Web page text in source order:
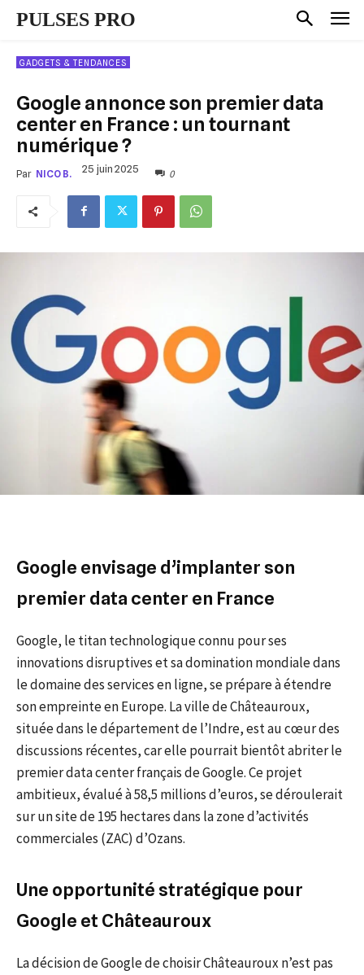
PULSES PRO
GADGETS & TENDANCES
Google annonce son premier data
center en France : un tournant
numérique ?
Par NICO B. 25 juin 2025 0
Google envisage d’implanter son
premier data center en France
Google, le titan technologique connu pour ses
innovations disruptives et sa domination mondiale dans
le domaine des services en ligne, se prépare à étendre
son empreinte en Europe. La ville de Châteauroux,
située dans le département de l’Indre, est au cœur des
discussions récentes, car elle pourrait bientôt abriter le
premier data center français de Google. Ce projet
ambitieux, évalué à 58,5 millions d’euros, se déroulerait
sur un site de 195 hectares dans la zone d’activités
commerciales (ZAC) d’Ozans.
Une opportunité stratégique pour
Google et Châteauroux
La décision de Google de choisir Châteauroux n’est pas